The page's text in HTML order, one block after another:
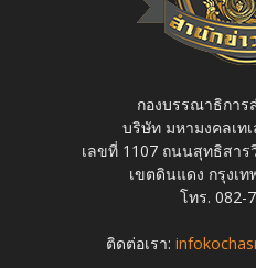
กองบรรณาธิกา
บริษัท มหามงคลเท
เลขที่ 1107 ถนนสุทธิสา
เขตดินแดง กรุงเ
โทร. 082-
ติดต่อเรา: